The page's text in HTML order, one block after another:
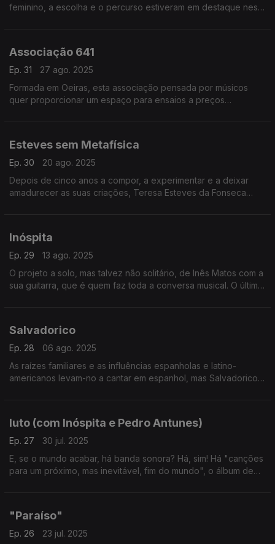
feminino, a escolha e o percurso estiveram em destaque nesta
Associação 641
Ep. 31
27 ago. 2025
Formada em Oeiras, esta associação pensada por músicos
quer proporcionar um espaço para ensaios a preços
Esteves sem Metafísica
Ep. 30
20 ago. 2025
Depois de cinco anos a compor, a experimentar e a deixar
amadurecer as suas criações, Teresa Esteves da Fonseca
Inóspita
Ep. 29
13 ago. 2025
O projeto a solo, mas talvez não solitário, de Inês Matos com a
sua guitarra, que é quem faz toda a conversa musical. O último
Salvadorico
Ep. 28
06 ago. 2025
As raízes familiares e as influências espanholas e latino-
americanos levam-no a cantar em espanhol, mas Salvadorico é
luto (com Inóspita e Pedro Antunes)
Ep. 27
30 jul. 2025
E, se o mundo acabar, há banda sonora? Há, sim! Há "canções
para um próximo, mas inevitável, fim do mundo", o álbum de
"Paraíso"
Ep. 26
23 jul. 2025